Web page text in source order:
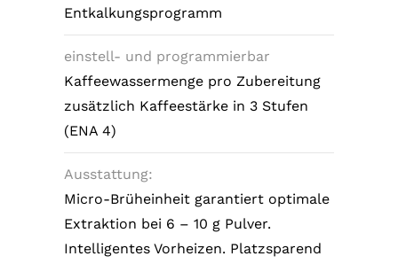
Entkalkungsprogramm
einstell- und programmierbar
Kaffeewassermenge pro Zubereitung
zusätzlich Kaffeestärke in 3 Stufen
(ENA 4)
Ausstattung:
Micro-Brüheinheit garantiert optimale
Extraktion bei 6 – 10 g Pulver.
Intelligentes Vorheizen. Platzsparend